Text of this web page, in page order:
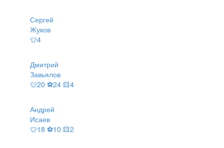
Сергей
Жуков
👕4
Дмитрий
Завьялов
👕20 ⚽24 🟨4
Андрей
Исаев
👕18 ⚽10 🟨2